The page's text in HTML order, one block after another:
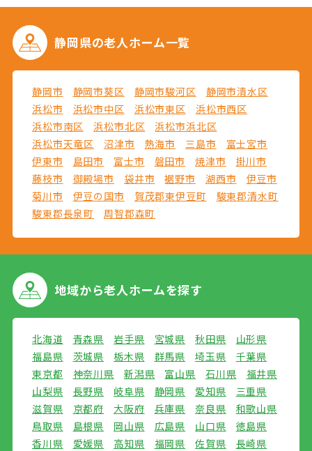
静岡県の老人ホーム一覧
静岡市 静岡市葵区 静岡市駿河区
静岡市清水区
浜松市
浜松市中区 浜松市東区
浜松市西区
浜松市南区
浜松市北区
浜松市浜北区
浜松市天竜区
沼津市 熱海市 三島市
富士宮市
伊東市
島田市 富士市 磐田市 焼津市
掛川市
藤枝市
御殿場市 袋井市 裾野市 湖西市
伊豆市
菊川市
伊豆の国市 賀茂郡東伊豆町
駿東郡清水町
駿東郡長泉町
周智郡森町
地域から老人ホームを探す
北海道 青森県 岩手県 宮城県 秋田県
山形県
福島県
茨城県 栃木県 群馬県 埼玉県
千葉県
東京都
神奈川県 新潟県 富山県 石川県
福井県
山梨県
長野県 岐阜県 静岡県 愛知県
三重県
滋賀県
京都府 大阪府 兵庫県 奈良県
和歌山県
鳥取県
島根県 岡山県 広島県 山口県
徳島県
香川県
愛媛県 高知県 福岡県 佐賀県
長崎県